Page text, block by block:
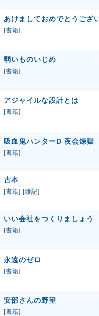
あけましておめでとうござ
[書籍]
弱いものいじめ
[書籍]
アジャイルな設計とは
[書籍]
吸血鬼ハンターD 夜会煉獄
[書籍]
古本
[書籍] [雑記]
いい会社をつくりましょう
[書籍]
永遠のゼロ
[書籍]
安部さんの野望
[書籍]